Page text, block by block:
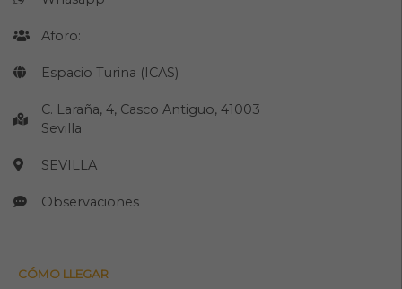
Aforo:
Espacio Turina (ICAS)
C. Laraña, 4, Casco Antiguo, 41003
Sevilla
SEVILLA
Observaciones
CÓMO LLEGAR